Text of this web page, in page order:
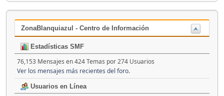
ZonaBlanquiazul - Centro de Información
Estadísticas SMF
76,153 Mensajes en 424 Temas por 274 Usuarios
Ver los mensajes más recientes del foro.
Usuarios en Línea